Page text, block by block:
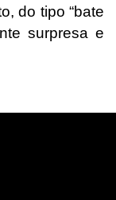
do tipo “bate
surpresa e